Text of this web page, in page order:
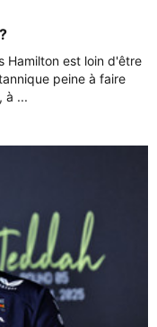
Hamilton est loin d'être
peine à faire
à ...